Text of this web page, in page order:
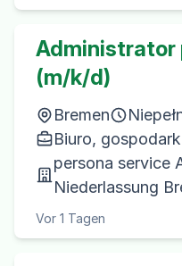
Administrator
(m/k/d)
Bremen
Biuro,
persona service
Niederlassung
Vor 1 Tagen